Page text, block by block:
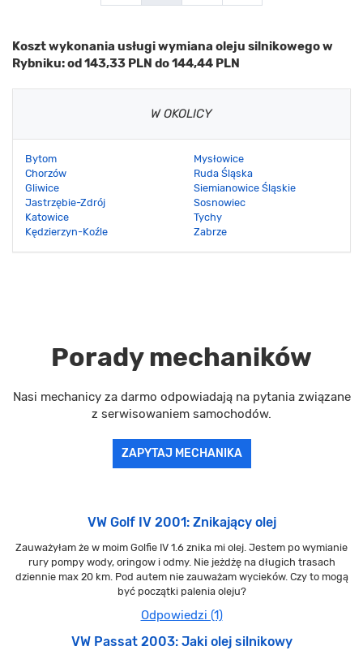
Koszt wykonania usługi wymiana oleju silnikowego w
Rybniku: od 143,33 PLN do 144,44 PLN
W OKOLICY
Bytom
Chorzów
Gliwice
Jastrzębie-Zdrój
Katowice
Kędzierzyn-Koźle
Mysłowice
Ruda Śląska
Siemianowice Śląskie
Sosnowiec
Tychy
Zabrze
Porady mechaników
Nasi mechanicy za darmo odpowiadają na pytania związane
z serwisowaniem samochodów.
ZAPYTAJ MECHANIKA
VW Golf IV 2001: Znikający olej
Zauważyłam że w moim Golfie IV 1.6 znika mi olej. Jestem po wymianie
rury pompy wody, oringow i odmy. Nie jeżdżę na długich trasach
dziennie max 20 km. Pod autem nie zauważam wycieków. Czy to mogą
być początki palenia oleju?
Odpowiedzi (1)
VW Passat 2003: Jaki olej silnikowy